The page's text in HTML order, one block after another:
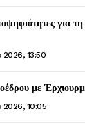
για
2026, 13:50
με
2026, 10:05